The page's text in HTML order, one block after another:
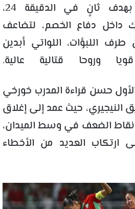
المسعودي التقدّم بهدف ثانٍ في الدقيقة 24،
داخل دفاع الخصم، لتضاعف
اللبؤات، اللواتي أبدين
وروحا قتالية عالية.
حسن قراءة المدرب خورخي
النيجيري، حيث عمد إلى إغلاق
الضعف في وسط الميدان،
ارتكاب العديد من الأخطاء